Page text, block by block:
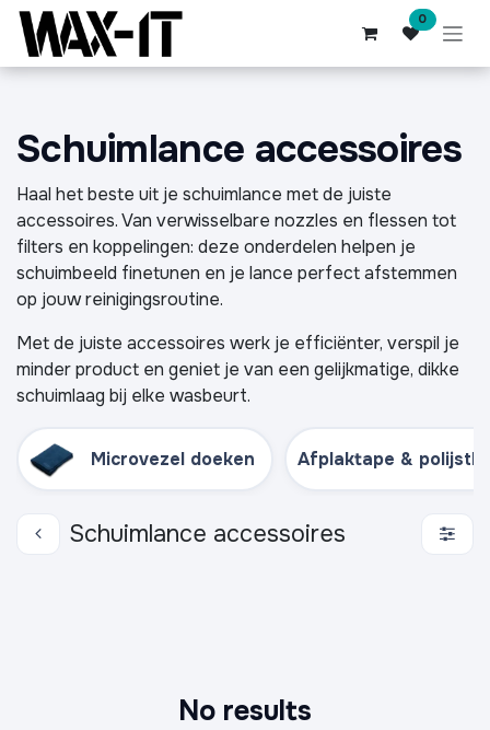
Overslaan naar inhoud 0
Schuimlance accessoires
Haal het beste uit je schuimlance met de juiste
accessoires. Van verwisselbare nozzles en flessen tot
filters en koppelingen: deze onderdelen helpen je
schuimbeeld finetunen en je lance perfect afstemmen
op jouw reinigingsroutine.
Met de juiste accessoires werk je efficiënter, verspil je
minder product en geniet je van een gelijkmatige, dikke
schuimlaag bij elke wasbeurt.
Microvezel doeken Afplaktape &
Schuimlance accessoires
No results